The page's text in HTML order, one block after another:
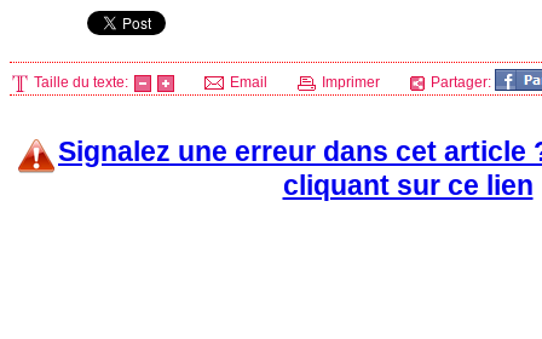
Taille du texte: Email Imprimer Partager:
Signalez une erreur dans cet article
cliquant sur ce lien